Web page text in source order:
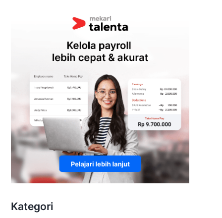
Kategori